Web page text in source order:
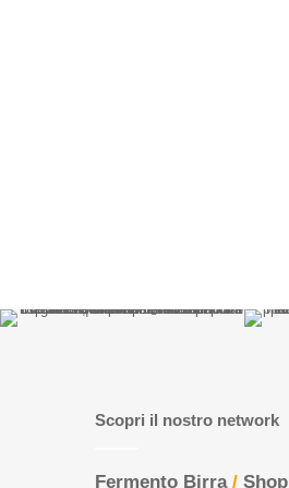
Scopri il nostro network
Fermento Birra/ Shop